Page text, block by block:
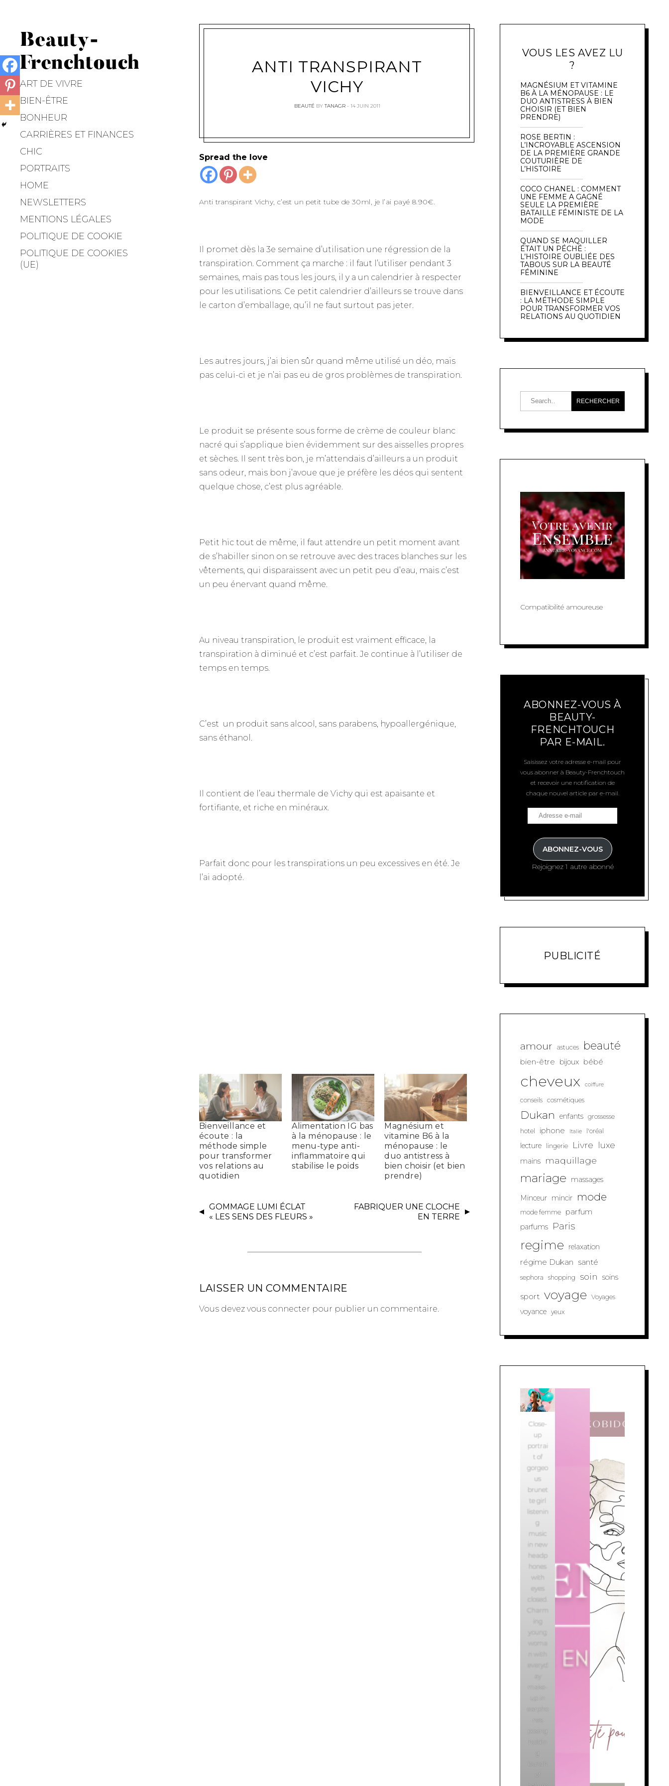
Beauty-
Frenchtouch
ART DE VIVRE
BIEN-ÊTRE
BONHEUR
CARRIÈRES ET FINANCES
CHIC
PORTRAITS
HOME
NEWSLETTERS
MENTIONS LÉGALES
POLITIQUE DE COOKIE
POLITIQUE DE COOKIES
(UE)
ANTI TRANSPIRANT
VICHY
BEAUTÉ BY TANAGR 14 JUIN 2011
Spread the love
Anti transpirant Vichy, c’est un petit tube de 30ml, je l’ai payé 8.90€.
Il promet dès la 3e semaine d’utilisation une régression de la
transpiration. Comment ça marche : il faut l’utiliser pendant 3
semaines, mais pas tous les jours, il y a un calendrier à respecter
pour les utilisations. Ce petit calendrier d’ailleurs se trouve dans
le carton d’emballage, qu’il ne faut surtout pas jeter.
Les autres jours, j’ai bien sûr quand même utilisé un déo, mais
pas celui-ci et je n’ai pas eu de gros problèmes de transpiration.
Le produit se présente sous forme de crème de couleur blanc
nacré qui s’applique bien évidemment sur des aisselles propres
et sèches. Il sent très bon, je m’attendais d’ailleurs a un produit
sans odeur, mais bon j’avoue que je préfère les déos qui sentent
quelque chose, c’est plus agréable.
Petit hic tout de même, il faut attendre un petit moment avant
de s’habiller sinon on se retrouve avec des traces blanches sur les
vêtements, qui disparaissent avec un petit peu d’eau, mais c’est
un peu énervant quand même.
Au niveau transpiration, le produit est vraiment efficace, la
transpiration à diminué et c’est parfait. Je continue à l’utiliser de
temps en temps.
C’est un produit sans alcool, sans parabens, hypoallergénique,
sans éthanol.
Il contient de l’eau thermale de Vichy qui est apaisante et
fortifiante, et riche en minéraux.
Parfait donc pour les transpirations un peu excessives en été. Je
l’ai adopté.
Bienveillance et
écoute : la
méthode simple
pour transformer
vos relations au
quotidien
Alimentation IG bas
à la ménopause : le
menu-type anti-
inflammatoire qui
stabilise le poids
Magnésium et
vitamine B6 à la
ménopause : le
duo antistress à
bien choisir (et bien
prendre)
GOMMAGE LUMI ÉCLAT
« LES SENS DES FLEURS »
FABRIQUER UNE CLOCHE
EN TERRE
LAISSER UN COMMENTAIRE
Vous devez vous connecter pour publier un commentaire.
VOUS LES AVEZ LU
?
MAGNÉSIUM ET VITAMINE
B6 À LA MÉNOPAUSE : LE
DUO ANTISTRESS À BIEN
CHOISIR (ET BIEN
PRENDRE)
ROSE BERTIN :
L’INCROYABLE ASCENSION
DE LA PREMIÈRE GRANDE
COUTURIÈRE DE
L’HISTOIRE
COCO CHANEL : COMMENT
UNE FEMME A GAGNÉ
SEULE LA PREMIÈRE
BATAILLE FÉMINISTE DE LA
MODE
QUAND SE MAQUILLER
ÉTAIT UN PÉCHÉ :
L’HISTOIRE OUBLIÉE DES
TABOUS SUR LA BEAUTÉ
FÉMININE
BIENVEILLANCE ET ÉCOUTE
: LA MÉTHODE SIMPLE
POUR TRANSFORMER VOS
RELATIONS AU QUOTIDIEN
Compatibilité amoureuse
ABONNEZ-VOUS À
BEAUTY-
FRENCHTOUCH
PAR E-MAIL.
Saisissez votre adresse e-mail pour
vous abonner à Beauty-Frenchtouch
et recevoir une notification de
chaque nouvel article par e-mail.
ABONNEZ-VOUS
Rejoignez 1 autre abonné
PUBLICITÉ
amour astuces beauté
bien-être bijoux bébé
cheveux coiffure
conseils cosmétiques
Dukan enfants grossesse
hotel
iphone Italie l'oréal
lecture lingerie Livre luxe
mains maquillage
mariage massages
Minceur mincir mode
mode femme parfum
parfums Paris
regime relaxation
régime Dukan santé
sephora shopping soin soins
sport voyage Voyages
voyance yeux
Close-
up
portrai
t of
gorgeo
us
brunet
te girl
listenin
g
music
in new
headp
hones
with
eyes
closed.
Charm
ing
young
woma
n with
everyd
ay
make-
up in
earpho
nes
posing
holdin
g
bunch
of